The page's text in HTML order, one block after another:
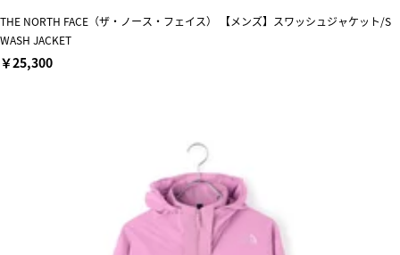
THE NORTH FACE（ザ・ノース・フェイス） 【メンズ】スワッシュジャケット/S
WASH JACKET
￥25,300